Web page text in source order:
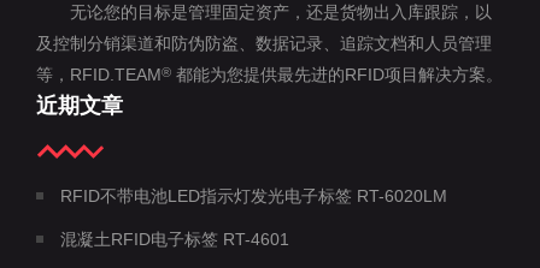
无论您的目标是管理固定资产，还是货物出入库跟踪，以
及控制分销渠道和防伪防盗、数据记录、追踪文档和人员管理
等，RFID.TEAM® 都能为您提供最先进的RFID项目解决方案。
近期文章
RFID不带电池LED指示灯发光电子标签 RT-6020LM
混凝土RFID电子标签 RT-4601